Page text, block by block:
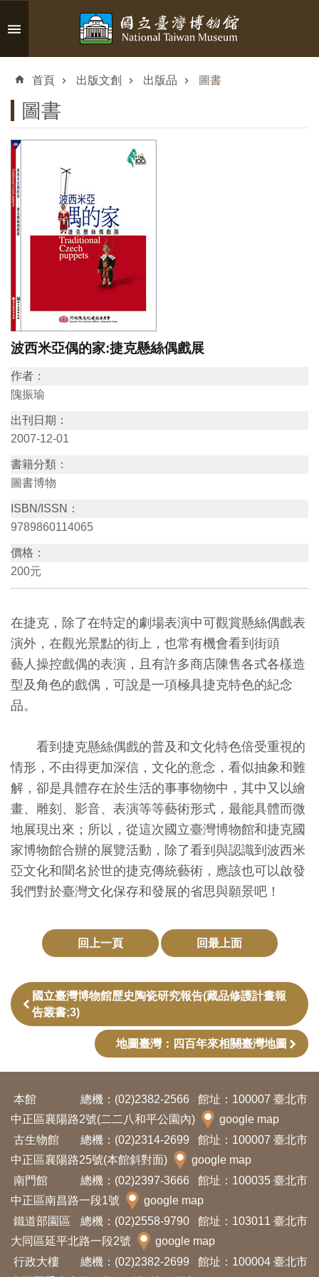
跳到主要內容區塊
搜
認
識
臺
博
觀
資
訊
展
覽
資
訊
教
育
活
動
出
文
創
典
究
便
民
服
務
資
訊
私
權
與
資
訊
安
全
宣
告
首頁 出版文創 出版品 圖書
圖書
波西米亞偶的家:捷克懸絲偶戲展
作者：
隗振瑜
出刊日期：
2007-12-01
書籍分類：
圖書博物
ISBN/ISSN：
9789860114065
價格：
200元
在捷克，除了在特定的劇場表演中可觀賞懸絲偶戲表
演外，在觀光景點的街上，也常有機會看到街頭
藝人操控戲偶的表演，且有許多商店陳售各式各樣造
型及角色的戲偶，可說是一項極具捷克特色的紀念
品。
看到捷克懸絲偶戲的普及和文化特色倍受重視的
情形，不由得更加深信，文化的意念，看似抽象和難
解，卻是具體存在於生活的事事物物中，其中又以繪
畫、雕刻、影音、表演等等藝術形式，最能具體而微
地展現出來；所以，從這次國立臺灣博物館和捷克國
家博物館合辦的展覽活動，除了看到與認識到波西米
亞文化和聞名於世的捷克傳統藝術，應該也可以啟發
我們對於臺灣文化保存和發展的省思與願景吧！
回上一頁 回最上面
國立臺灣博物館歷史陶瓷研究報告(藏品修護計畫報
告叢書;3)
地圖臺灣：四百年來相關臺灣地圖
本館 總機：(02)2382-2566
館址：100007 臺北市
中正區襄陽路2號(二二八和平公園內)
google map
古生物館
總機：(02)2314-2699
館址：100007 臺北市
中正區襄陽路25號(本館斜對面)
google map
南門館
總機：(02)2397-3666
館址：100035 臺北市
中正區南昌路一段1號
google map
鐵道部園區
總機：(02)2558-9790
館址：103011 臺北市
大同區延平北路一段2號
google map
行政大樓
總機：(02)2382-2699
館址：100004 臺北市